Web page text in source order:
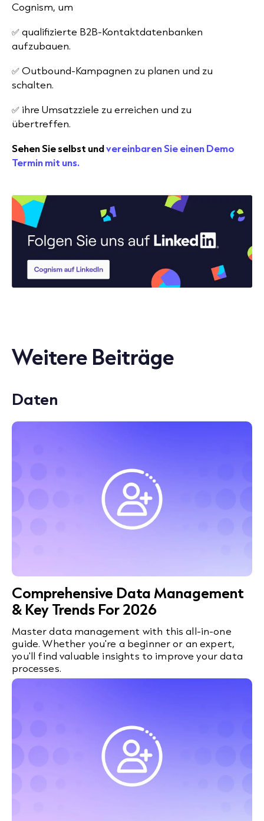
Cognism, um
✅qualifizierte B2B-Kontaktdatenbanken
aufzubauen.
✅Outbound-Kampagnen zu planen und zu
schalten.
✅ ihre Umsatzziele zu erreichen und zu
übertreffen.
Sehen Sie selbst undvereinbaren Sie einen Demo
Termin mit uns.
Weitere Beiträge
Daten
Comprehensive Data Management
& Key Trends For 2026
Master data management with this all-in-one
guide. Whether you're a beginner or an expert,
you'll find valuable insights to improve your data
processes.